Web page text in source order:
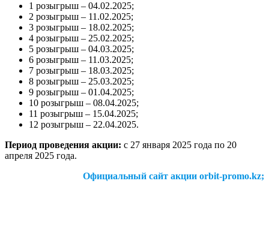
1 розыгрыш – 04.02.2025;
2 розыгрыш – 11.02.2025;
3 розыгрыш – 18.02.2025;
4 розыгрыш – 25.02.2025;
5 розыгрыш – 04.03.2025;
6 розыгрыш – 11.03.2025;
7 розыгрыш – 18.03.2025;
8 розыгрыш – 25.03.2025;
9 розыгрыш – 01.04.2025;
10 розыгрыш – 08.04.2025;
11 розыгрыш – 15.04.2025;
12 розыгрыш – 22.04.2025.
Период проведения акции: с 27 января 2025 года по 20
апреля 2025 года.
Официальный сайт акции orbit-promo.kz;